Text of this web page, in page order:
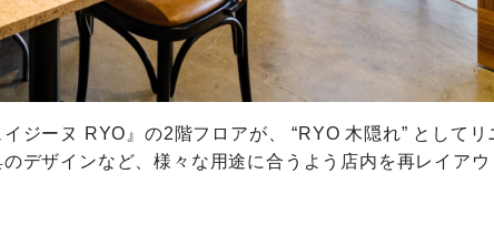
ジーヌ RYO』の2階フロアが、 “RYO 木隠れ” としてリ
デザインなど、様々な用途に合うよう店内を再レイアウ